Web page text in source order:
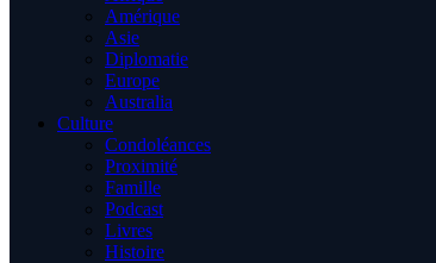
Amérique
Asie
Diplomatie
Europe
Australia
Culture
Condoléances
Proximité
Famille
Podcast
Livres
Histoire